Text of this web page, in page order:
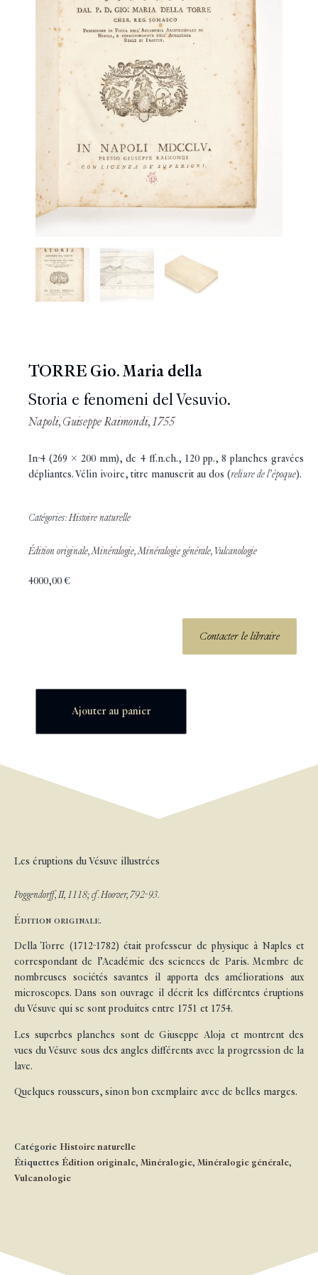
TORRE Gio. Maria della
Storia e fenomeni del Vesuvio.
Napoli, Guiseppe Raimondi, 1755
In-4 (269 x 200 mm), de 4 ff.n.ch., 120 pp., 8 planches gravées
dépliantes. Vélin ivoire, titre manuscrit au dos (reliure de l’époque).
Catégories:Histoire naturelle
Édition originale,Minéralogie,Minéralogie générale, Vulcanologie
4000,00€
Contacter le libraire
Ajouter au panier
Les éruptions du Vésuve illustrées
Poggendorff, II, 1118; cf. Hoover, 792-93.
Édition originale.
Della Torre (1712-1782) était professeur de physique à Naples et
correspondant de l’Académie des sciences de Paris. Membre de
nombreuses sociétés savantes il apporta des améliorations aux
microscopes. Dans son ouvrage il décrit les différentes éruptions
du Vésuve qui se sont produites entre 1751 et 1754.
Les superbes planches sont de Giuseppe Aloja et montrent des
vues du Vésuve sous des angles différents avec la progression de la
lave.
Quelques rousseurs, sinon bon exemplaire avec de belles marges.
Catégorie Histoire naturelle
Étiquettes Édition originale, Minéralogie, Minéralogie générale,
Vulcanologie